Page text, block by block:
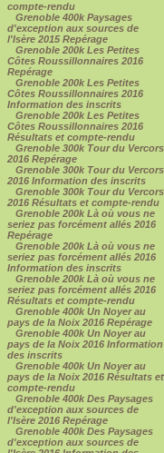
compte-rendu
Grenoble 400k Paysages
d'exception aux sources de
l'Isère 2015 Repérage
Grenoble 200k Les Petites
Côtes Roussillonnaires 2016
Repérage
Grenoble 200k Les Petites
Côtes Roussillonnaires 2016
Information des inscrits
Grenoble 200k Les Petites
Côtes Roussillonnaires 2016
Résultats et compte-rendu
Grenoble 300k Tour du Vercors
2016 Repérage
Grenoble 300k Tour du Vercors
2016 Information des inscrits
Grenoble 300k Tour du Vercors
2016 Résultats et compte-rendu
Grenoble 200k Là où vous ne
seriez pas forcément allés 2016
Repérage
Grenoble 200k Là où vous ne
seriez pas forcément allés 2016
Information des inscrits
Grenoble 200k Là où vous ne
seriez pas forcément allés 2016
Résultats et compte-rendu
Grenoble 400k Un Noyer au
pays de la Noix 2016 Repérage
Grenoble 400k Un Noyer au
pays de la Noix 2016 Information
des inscrits
Grenoble 400k Un Noyer au
pays de la Noix 2016 Résultats et
compte-rendu
Grenoble 400k Des Paysages
d'exception aux sources de
l'Isère 2016 Repérage
Grenoble 400k Des Paysages
d'exception aux sources de